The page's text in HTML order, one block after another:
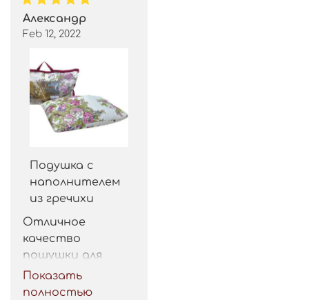
Александр
Feb 12, 2022
Подушка с
наполнителем
из гречихи
Отличное
качество
пошушки для
такой цены.
Рекомендую.
Показать
полностью